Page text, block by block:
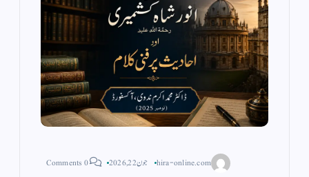
hira-online.com جون 22, 2026 0 Comments